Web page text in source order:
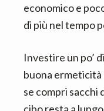
economico e
di più nel tempo
Investire un po’
buona
se compri sacchi
cibo resta a